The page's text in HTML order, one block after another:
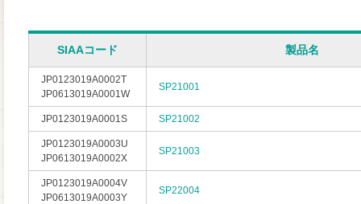
SIAAコード 製品名
JP0123019A0002T
JP0613019A0001W
SP21001
JP0123019A0001S SP21002
JP0123019A0003U
JP0613019A0002X
SP21003
JP0123019A0004V
JP0613019A0003Y
SP22004